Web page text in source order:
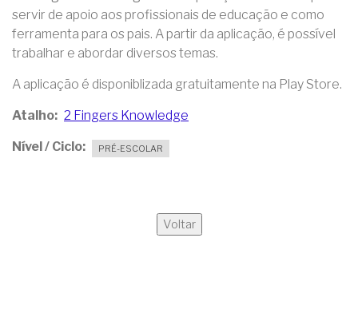
servir de apoio aos profissionais de educação e como
ferramenta para os pais. A partir da aplicação, é possível
trabalhar e abordar diversos temas.
A aplicação é disponiblizada gratuitamente na Play Store.
Atalho 2 Fingers Knowledge
Nível / Ciclo PRÉ-ESCOLAR
Voltar